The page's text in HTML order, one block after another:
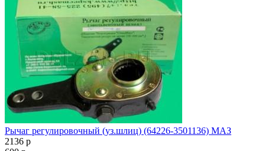
Рычаг регулировочный (уз.шлиц) (64226-3501136) МАЗ
2136 p